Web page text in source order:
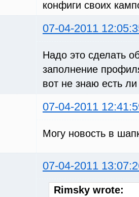
конфиги своих
07-04-2011
Надо это сделать
заполнение
вот не знаю есть
07-04-2011
Могу новость в
07-04-2011
Rimsky wrote: